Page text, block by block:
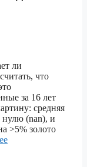
ли
что
за 16 лет
средняя
нулю (nan), и
>5% золото